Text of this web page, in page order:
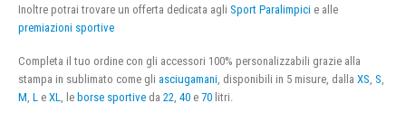
Inoltre potrai trovare un offerta dedicata agli Sport Paralimpici e alle
premiazioni sportive
Completa il tuo ordine con gli accessori 100% personalizzabili grazie alla
stampa in sublimato come gli asciugamani, disponibili in 5 misure, dalla XS, S,
M, L e XL, le borse sportive da 22, 40 e 70 litri.